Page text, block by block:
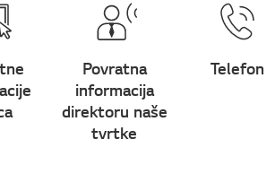
Povratna
informacija
direktoru naše
tvrtke
Telefon